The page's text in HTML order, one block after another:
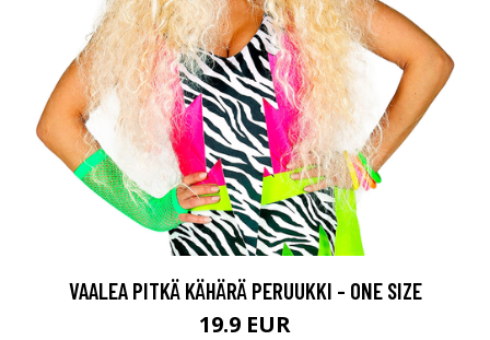
VAALEA PITKÄ KÄHÄRÄ PERUUKKI - ONE SIZE
19.9 EUR